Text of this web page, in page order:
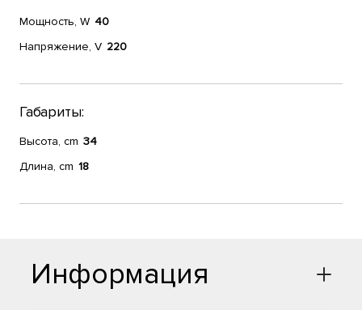
Мощность, W 40
Напряжение, V 220
Габариты:
Высота, cm 34
Длина, cm 18
Информация